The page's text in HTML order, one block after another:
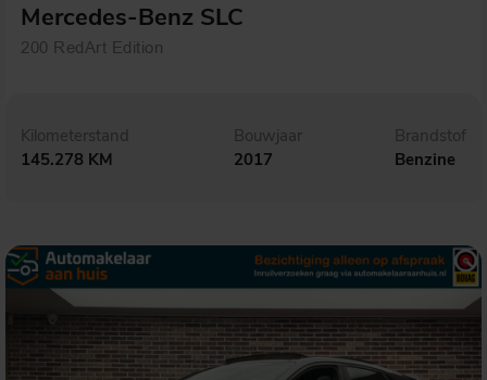
Mercedes-Benz SLC
200 RedArt Edition
Kilometerstand
145.278 KM
Bouwjaar
2017
Brandstof
Benzine